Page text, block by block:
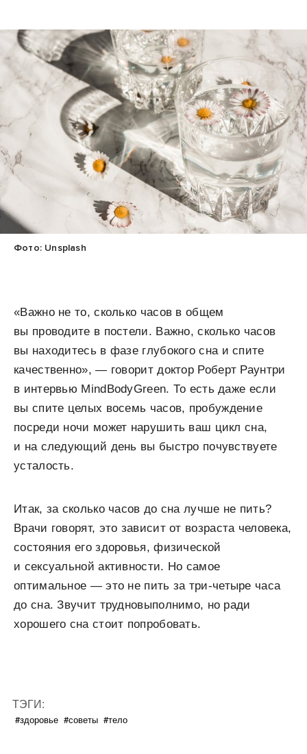
Фото: Unsplash
«Важно не то, сколько часов в общем
вы проводите в постели. Важно, сколько часов
вы находитесь в фазе глубокого сна и спите
качественно», — говорит доктор Роберт Раунтри
в интервью MindBodyGreen. То есть даже если
вы спите целых восемь часов, пробуждение
посреди ночи может нарушить ваш цикл сна,
и на следующий день вы быстро почувствуете
усталость.
Итак, за сколько часов до сна лучше не пить?
Врачи говорят, это зависит от возраста человека,
состояния его здоровья, физической
и сексуальной активности. Но самое
оптимальное — это не пить за три-четыре часа
до сна. Звучит трудновыполнимо, но ради
хорошего сна стоит попробовать.
ТЭГИ:
#здоровье #советы #тело